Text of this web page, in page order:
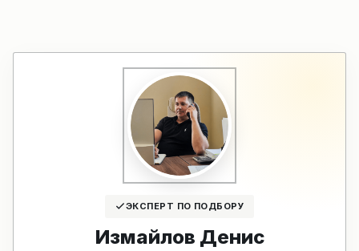
ЭКСПЕРТ ПО ПОДБОРУ
Измайлов Денис